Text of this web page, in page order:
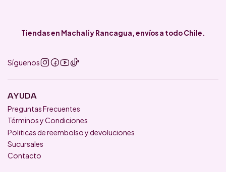
Tiendas en Machalí y Rancagua, envíos a todo Chile.
Síguenos
AYUDA
Preguntas Frecuentes
Términos y Condiciones
Politicas de reembolso y devoluciones
Sucursales
Contacto